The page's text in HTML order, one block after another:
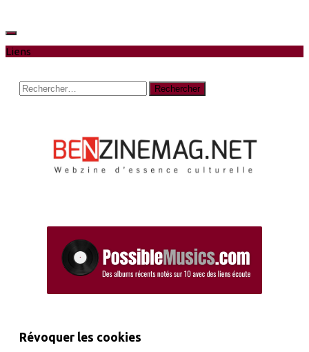
Liens
Rechercher :
Révoquer les cookies